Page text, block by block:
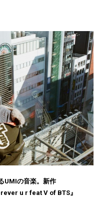
UMIの音楽。新作
u r feat V of BTS』